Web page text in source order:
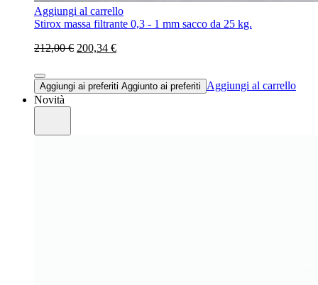
Aggiungi al carrello
Stirox massa filtrante 0,3 - 1 mm sacco da 25 kg.
212,00 € 200,34 €
Aggiungi ai preferiti Aggiunto ai preferiti
Aggiungi al carrello
Novità